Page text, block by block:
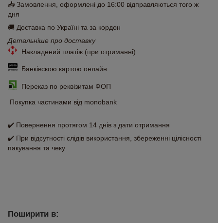
📥 Замовлення, оформлені до 16:00 відправляються того ж
дня
🚚 Доставка по Україні та за кордон
Детальніше про доставку
Накладений платіж (при отриманні)
Банківскою картою онлайн
Переказ по реквізитам ФОП
Покупка частинами від monobank
✔️ Повернення протягом 14 днів з дати отримання
✔️ При відсутності слідів використання, збереженні цілісності
пакування та чеку
Поширити в: